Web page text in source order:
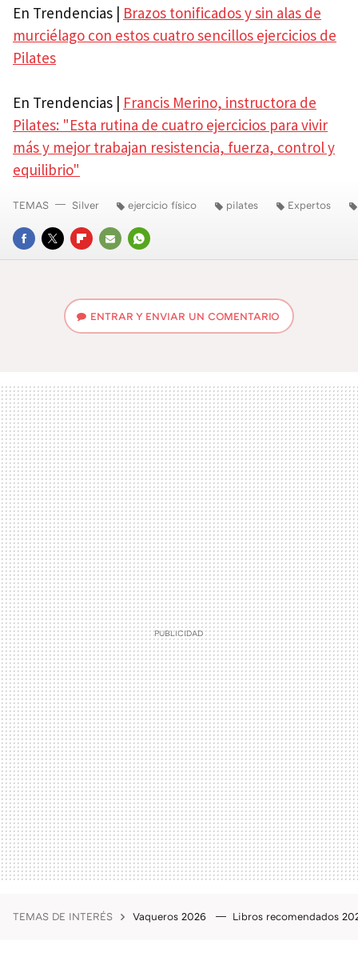
En Trendencias | Brazos tonificados y sin alas de
murciélago con estos cuatro sencillos ejercicios de
Pilates
En Trendencias | Francis Merino, instructora de
Pilates: "Esta rutina de cuatro ejercicios para vivir
más y mejor trabajan resistencia, fuerza, control y
equilibrio"
FACEBOOK
TWITTERFLIPBOARD
E-
WHATSAPP
TEMAS Silver ejercicio físico pilates Expertos
ENTRAR Y ENVIAR UN COMENTARIO
TEMAS DE INTERÉS Vaqueros 2026 Libros recomendados